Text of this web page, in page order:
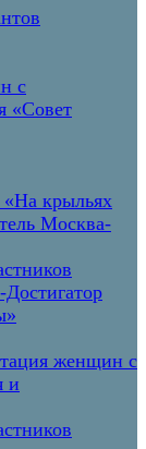
с
«Совет
крыльях
Москва-
женщин с
и